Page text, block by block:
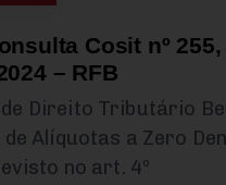
Cosit nº 255,
– RFB
Direito Tributário
de Alíquotas a Zero
no art. 4º